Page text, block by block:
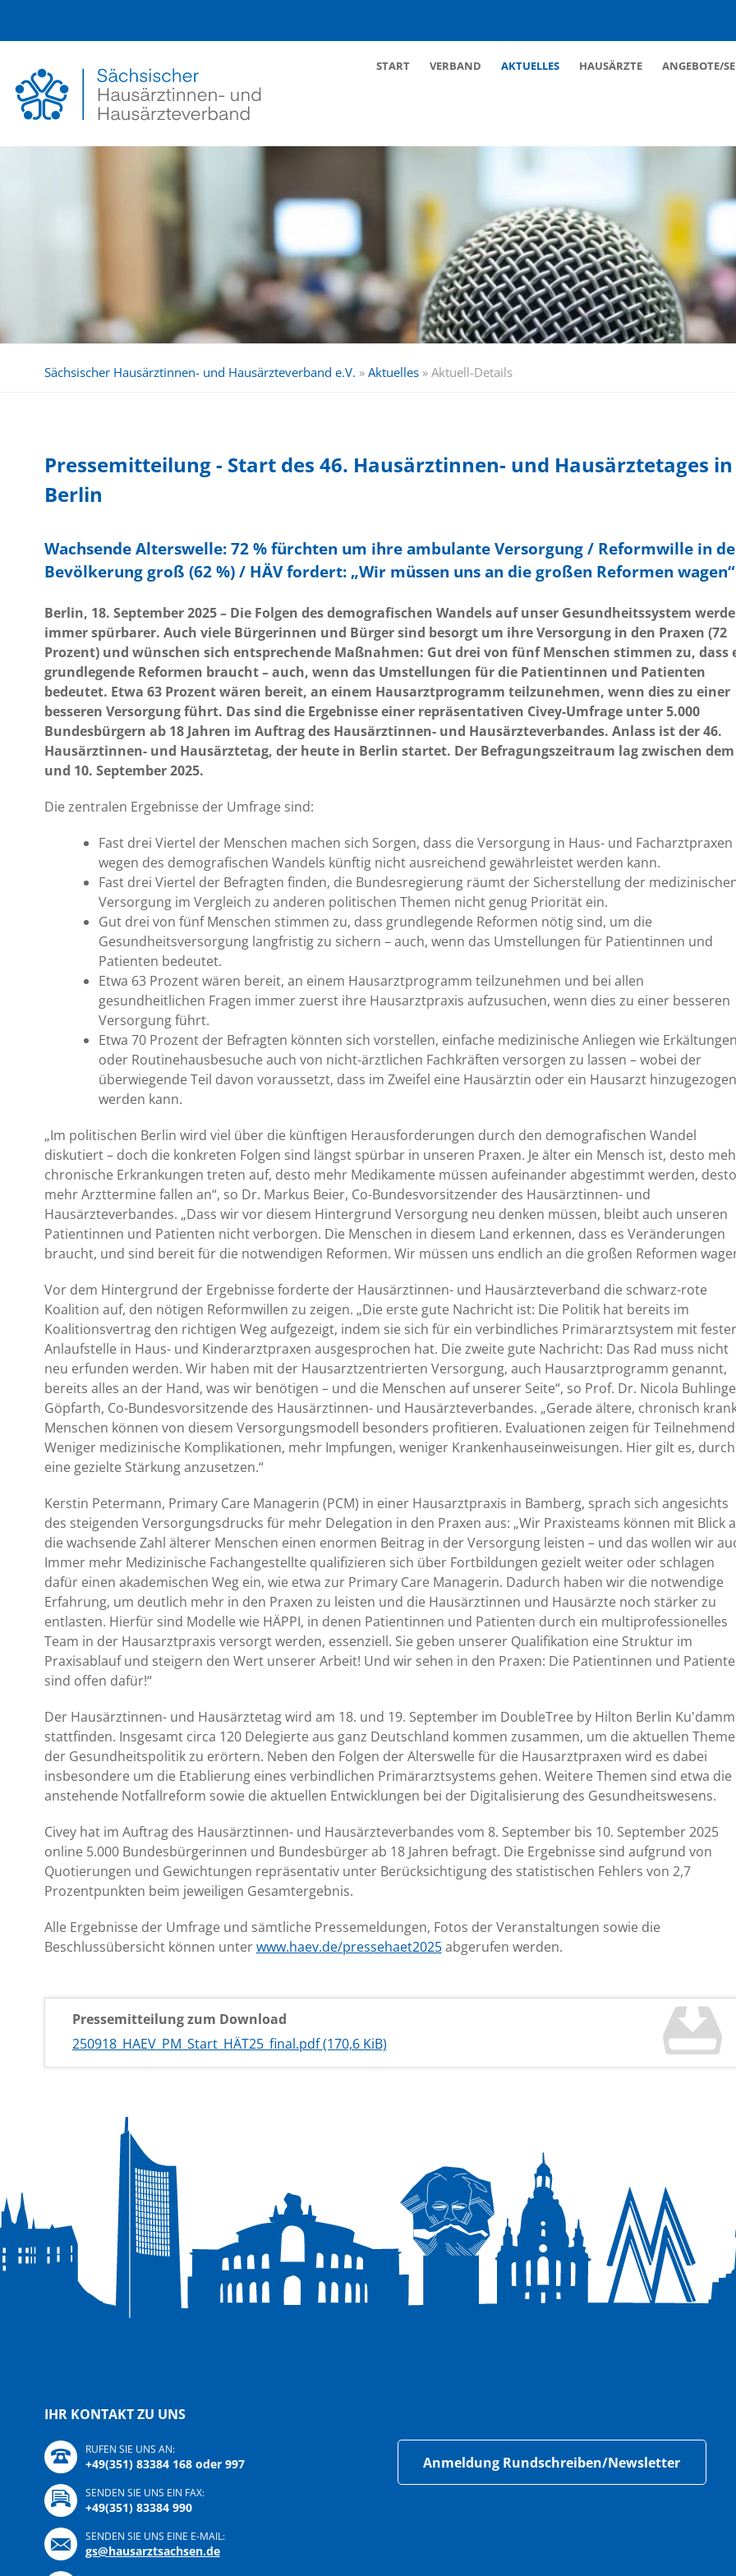
überspringen
START VERBAND AKTUELLES HAUSÄRZTE ANGEBOTE/
Sächsischer Hausärztinnen- und Hausärzteverband e.V. » Aktuelles» Aktuell-Details
Pressemitteilung - Start des 46. Hausärztinnen- und Hausärztetages in
Berlin
Wachsende Alterswelle: 72 % fürchten um ihre ambulante Versorgung / Reformwille in
Bevölkerung groß (62 %) / HÄV fordert: „Wir müssen uns an die großen Reformen wagen“
Berlin, 18. September 2025 – Die Folgen des demografischen Wandels auf unser Gesundheitssystem
immer spürbarer. Auch viele Bürgerinnen und Bürger sind besorgt um ihre Versorgung in den Praxen (72
Prozent) und wünschen sich entsprechende Maßnahmen: Gut drei von fünf Menschen stimmen zu, dass
grundlegende Reformen braucht – auch, wenn das Umstellungen für die Patientinnen und Patienten
bedeutet. Etwa 63 Prozent wären bereit, an einem Hausarztprogramm teilzunehmen, wenn dies zu einer
besseren Versorgung führt. Das sind die Ergebnisse einer repräsentativen Civey-Umfrage unter 5.000
Bundesbürgern ab 18 Jahren im Auftrag des Hausärztinnen- und Hausärzteverbandes. Anlass ist der 46.
Hausärztinnen- und Hausärztetag, der heute in Berlin startet. Der Befragungszeitraum lag zwischen dem
und 10. September 2025.
Die zentralen Ergebnisse der Umfrage sind:
Fast drei Viertel der Menschen machen sich Sorgen, dass die Versorgung in Haus- und Facharztpraxen
wegen des demografischen Wandels künftig nicht ausreichend gewährleistet werden kann.
Fast drei Viertel der Befragten finden, die Bundesregierung räumt der Sicherstellung der
Versorgung im Vergleich zu anderen politischen Themen nicht genug Priorität ein.
Gut drei von fünf Menschen stimmen zu, dass grundlegende Reformen nötig sind, um die
Gesundheitsversorgung langfristig zu sichern – auch, wenn das Umstellungen für Patientinnen und
Patienten bedeutet.
Etwa 63 Prozent wären bereit, an einem Hausarztprogramm teilzunehmen und bei allen
gesundheitlichen Fragen immer zuerst ihre Hausarztpraxis aufzusuchen, wenn dies zu einer besseren
Versorgung führt.
Etwa 70 Prozent der Befragten könnten sich vorstellen, einfache medizinische Anliegen wie Erkältungen
oder Routinehausbesuche auch von nicht-ärztlichen Fachkräften versorgen zu lassen – wobei der
überwiegende Teil davon voraussetzt, dass im Zweifel eine Hausärztin oder ein Hausarzt hinzugezogen
werden kann.
„Im politischen Berlin wird viel über die künftigen Herausforderungen durch den demografischen Wandel
diskutiert – doch die konkreten Folgen sind längst spürbar in unseren Praxen. Je älter ein Mensch ist, desto
chronische Erkrankungen treten auf, desto mehr Medikamente müssen aufeinander abgestimmt werden, desto
mehr Arzttermine fallen an“, so Dr. Markus Beier, Co-Bundesvorsitzender des Hausärztinnen- und
Hausärzteverbandes. „Dass wir vor diesem Hintergrund Versorgung neu denken müssen, bleibt auch unseren
Patientinnen und Patienten nicht verborgen. Die Menschen in diesem Land erkennen, dass es Veränderungen
braucht, und sind bereit für die notwendigen Reformen. Wir müssen uns endlich an die großen Reformen
Vor dem Hintergrund der Ergebnisse forderte der Hausärztinnen- und Hausärzteverband die schwarz-rote
Koalition auf, den nötigen Reformwillen zu zeigen. „Die erste gute Nachricht ist: Die Politik hat bereits im
Koalitionsvertrag den richtigen Weg aufgezeigt, indem sie sich für ein verbindliches Primärarztsystem mit fester
Anlaufstelle in Haus- und Kinderarztpraxen ausgesprochen hat. Die zweite gute Nachricht: Das Rad muss nicht
neu erfunden werden. Wir haben mit der Hausarztzentrierten Versorgung, auch Hausarztprogramm genannt,
bereits alles an der Hand, was wir benötigen – und die Menschen auf unserer Seite“, so Prof. Dr. Nicola
Göpfarth, Co-Bundesvorsitzende des Hausärztinnen- und Hausärzteverbandes. „Gerade ältere, chronisch
Menschen können von diesem Versorgungsmodell besonders profitieren. Evaluationen zeigen für
Weniger medizinische Komplikationen, mehr Impfungen, weniger Krankenhauseinweisungen. Hier gilt es, durch
eine gezielte Stärkung anzusetzen.“
Kerstin Petermann, Primary Care Managerin (PCM) in einer Hausarztpraxis in Bamberg, sprach sich angesichts
des steigenden Versorgungsdrucks für mehr Delegation in den Praxen aus: „Wir Praxisteams können mit Blick
die wachsende Zahl älterer Menschen einen enormen Beitrag in der Versorgung leisten – und das wollen wir
Immer mehr Medizinische Fachangestellte qualifizieren sich über Fortbildungen gezielt weiter oder schlagen
dafür einen akademischen Weg ein, wie etwa zur Primary Care Managerin. Dadurch haben wir die notwendige
Erfahrung, um deutlich mehr in den Praxen zu leisten und die Hausärztinnen und Hausärzte noch stärker zu
entlasten. Hierfür sind Modelle wie HÄPPI, in denen Patientinnen und Patienten durch ein multiprofessionelles
Team in der Hausarztpraxis versorgt werden, essenziell. Sie geben unserer Qualifikation eine Struktur im
Praxisablauf und steigern den Wert unserer Arbeit! Und wir sehen in den Praxen: Die Patientinnen und
sind offen dafür!“
Der Hausärztinnen- und Hausärztetag wird am 18. und 19. September im DoubleTree by Hilton Berlin Ku'damm
stattfinden. Insgesamt circa 120 Delegierte aus ganz Deutschland kommen zusammen, um die aktuellen
der Gesundheitspolitik zu erörtern. Neben den Folgen der Alterswelle für die Hausarztpraxen wird es dabei
insbesondere um die Etablierung eines verbindlichen Primärarztsystems gehen. Weitere Themen sind etwa die
anstehende Notfallreform sowie die aktuellen Entwicklungen bei der Digitalisierung des Gesundheitswesens.
Civey hat im Auftrag des Hausärztinnen- und Hausärzteverbandes vom 8. September bis 10. September 2025
online 5.000 Bundesbürgerinnen und Bundesbürger ab 18 Jahren befragt. Die Ergebnisse sind aufgrund von
Quotierungen und Gewichtungen repräsentativ unter Berücksichtigung des statistischen Fehlers von 2,7
Prozentpunkten beim jeweiligen Gesamtergebnis.
Alle Ergebnisse der Umfrage und sämtliche Pressemeldungen, Fotos der Veranstaltungen sowie die
Beschlussübersicht können unterwww.haev.de/pressehaet2025abgerufen werden.
Pressemitteilung zum Download
250918_HAEV_PM_Start_HÄT25_final.pdf(170,6 KiB)
IHR KONTAKT ZU UNS
RUFEN SIE UNS AN:
+49(351) 83384 168 oder 997
SENDEN SIE UNS EIN FAX:
+49(351) 83384 990
SENDEN SIE UNS EINE E-MAIL:
gs@hausarztsachsen.de
Anmeldung Rundschreiben/Newsletter